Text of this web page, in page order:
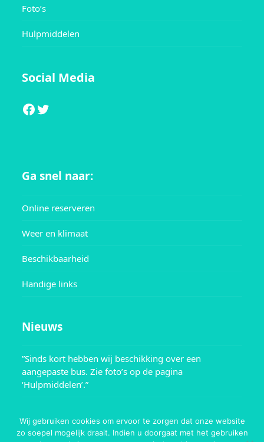
Foto’s
Hulpmiddelen
Social Media
Facebook
Twitter
Ga snel naar:
Online reserveren
Weer en klimaat
Beschikbaarheid
Handige links
Nieuws
”Sinds kort hebben wij beschikking over een
aangepaste bus. Zie foto’s op de pagina
‘Hulpmiddelen’.”
Wij gebruiken cookies om ervoor te zorgen dat onze website
zo soepel mogelijk draait. Indien u doorgaat met het gebruiken